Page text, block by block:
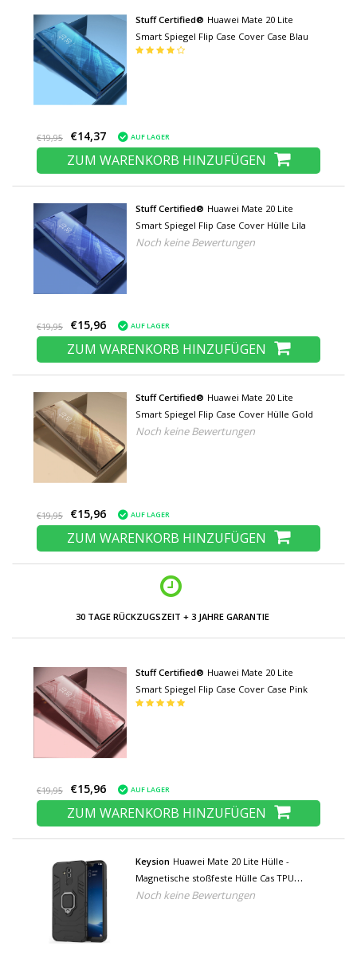
Stuff Certified® Huawei Mate 20 Lite
Smart Spiegel Flip Case Cover Case Blau
€19,95 €14,37 AUF LAGER
ZUM WARENKORB HINZUFÜGEN
Stuff Certified® Huawei Mate 20 Lite
Smart Spiegel Flip Case Cover Hülle Lila
Noch keine Bewertungen
€19,95 €15,96 AUF LAGER
ZUM WARENKORB HINZUFÜGEN
Stuff Certified® Huawei Mate 20 Lite
Smart Spiegel Flip Case Cover Hülle Gold
Noch keine Bewertungen
€19,95 €15,96 AUF LAGER
ZUM WARENKORB HINZUFÜGEN
30 TAGE RÜCKZUGSZEIT + 3 JAHRE GARANTIE
Stuff Certified® Huawei Mate 20 Lite
Smart Spiegel Flip Case Cover Case Pink
€19,95 €15,96 AUF LAGER
ZUM WARENKORB HINZUFÜGEN
Keysion Huawei Mate 20 Lite Hülle -
Magnetische stoßfeste Hülle Cas TPU
Schwarz + Ständer
Noch keine Bewertungen